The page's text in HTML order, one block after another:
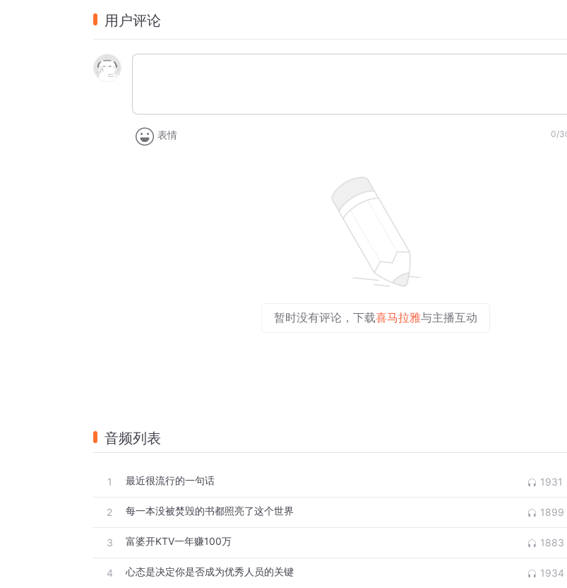
用户评论
表情 0/
暂时没有评论，下载喜马拉雅与主播互动
音频列表
1 最近很流行的一句话 1931
2 每一本没被焚毁的书都照亮了这个世界 1899
3 富婆开KTV一年赚100万 1883
4 心态是决定你是否成为优秀人员的关键 1934